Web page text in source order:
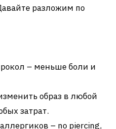
разложим по
– меньше боли и
образ в любой
затрат.
– no piercing,